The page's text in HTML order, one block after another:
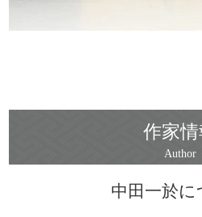
作家情
中田一於に